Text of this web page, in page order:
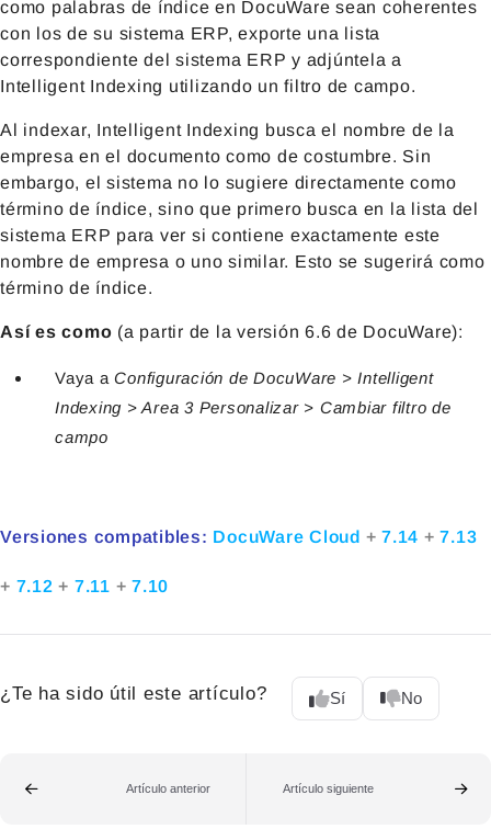
como palabras de índice en DocuWare sean coherentes
con los de su sistema ERP, exporte una lista
correspondiente del sistema ERP y adjúntela a
Intelligent Indexing utilizando un filtro de campo.
Al indexar, Intelligent Indexing busca el nombre de la
empresa en el documento como de costumbre. Sin
embargo, el sistema no lo sugiere directamente como
término de índice, sino que primero busca en la lista del
sistema ERP para ver si contiene exactamente este
nombre de empresa o uno similar. Esto se sugerirá como
término de índice.
Así es como (a partir de la versión 6.6 de DocuWare):
Vaya aConfiguración de DocuWare >Intelligent
Indexing > Area 3 Personalizar > Cambiar filtro de
campo
Versiones compatibles: DocuWare Cloud + 7.14 +7.13
+ 7.12+ 7.11 + 7.10
¿Te ha sido útil este artículo? Sí No
Artículo anterior Artículo siguiente